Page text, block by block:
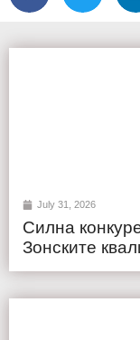
July 31, 2026
Силна
Зонските